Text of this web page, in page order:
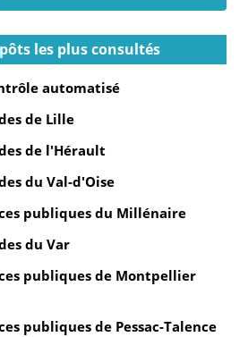
les plus consultés
automatisé
de Lille
de l'Hérault
du Val-d'Oise
publiques du Millénaire
du Var
publiques de Montpellier
publiques de Pessac-Talence